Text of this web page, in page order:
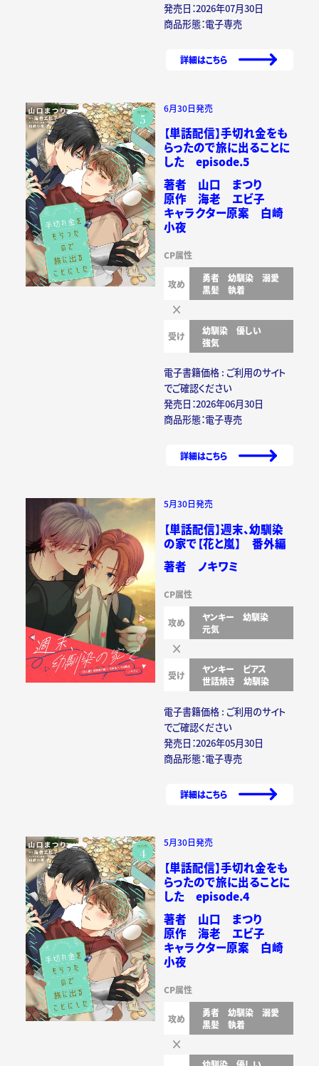
発売日：2026年07月30日
商品形態：電子専売
詳細はこちら
6月30日発売
【単話配信】手切れ金をも
らったので旅に出ることに
した episode.5
著者 山口 まつり
原作 海老 エビ子
キャラクター原案 白崎
小夜
CP属性
攻め 勇者 幼馴染
溺愛
黒髪
執着
受け 幼馴染
優しい
強気
電子書籍価格 : ご利用のサイト
でご確認ください
発売日：2026年06月30日
商品形態：電子専売
詳細はこちら
5月30日発売
【単話配信】週末、幼馴染
の家で【花と嵐】 番外編
著者 ノキワミ
CP属性
攻め ヤンキー
幼馴染
元気
受け ヤンキー
ピアス
世話焼き
幼馴染
電子書籍価格 : ご利用のサイト
でご確認ください
発売日：2026年05月30日
商品形態：電子専売
詳細はこちら
5月30日発売
【単話配信】手切れ金をも
らったので旅に出ることに
した episode.4
著者 山口 まつり
原作 海老 エビ子
キャラクター原案 白崎
小夜
CP属性
攻め 勇者 幼馴染
溺愛
黒髪
執着